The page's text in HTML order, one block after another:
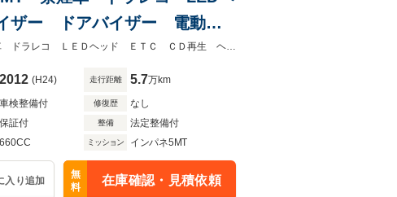
ザー ドアバイザー 電動格
★ネクステージ夏トクフェア開催！８月８～１６日まで★５ＭＴ 禁煙車 ドラレコ ＬＥＤヘッド ＥＴＣ ＣＤ再生 ヘッドライトレベライザー
2012 (H24) 走行距離 5.7万km
車検整備付 修復歴 なし
保証付 整備 法定整備付
660CC ミッション インパネ5MT
入り追加
無
料
在庫確認・見積依頼